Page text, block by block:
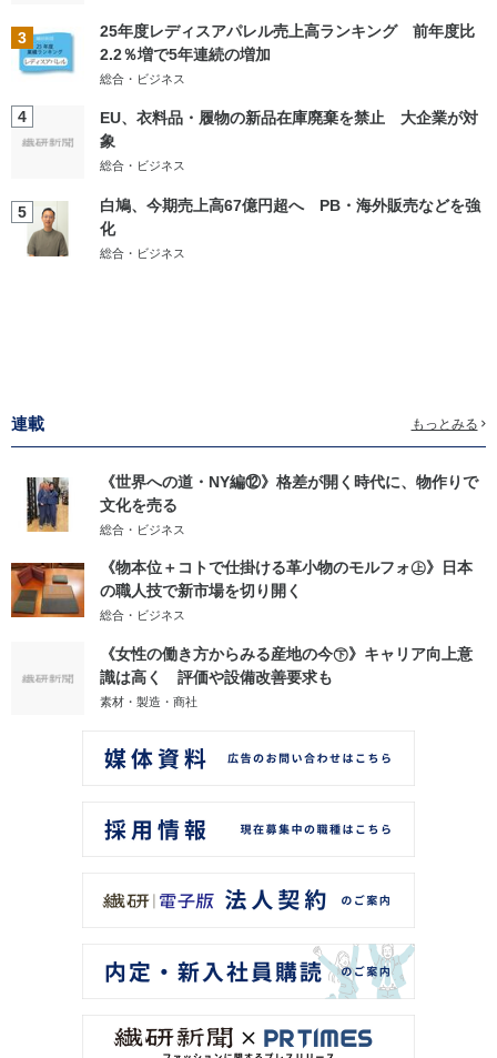
3
25年度レディスアパレル売上高ランキング 前年度比
2.2％増で5年連続の増加
総合・ビジネス
4
EU、衣料品・履物の新品在庫廃棄を禁止 大企業が対
象
総合・ビジネス
5
白鳩、今期売上高67億円超へ PB・海外販売などを強
化
総合・ビジネス
連載 もっとみる
《世界への道・NY編⑫》格差が開く時代に、物作りで
文化を売る
総合・ビジネス
《物本位＋コトで仕掛ける革小物のモルフォ㊤》日本
の職人技で新市場を切り開く
総合・ビジネス
《女性の働き方からみる産地の今㊦》キャリア向上意
識は高く 評価や設備改善要求も
素材・製造・商社